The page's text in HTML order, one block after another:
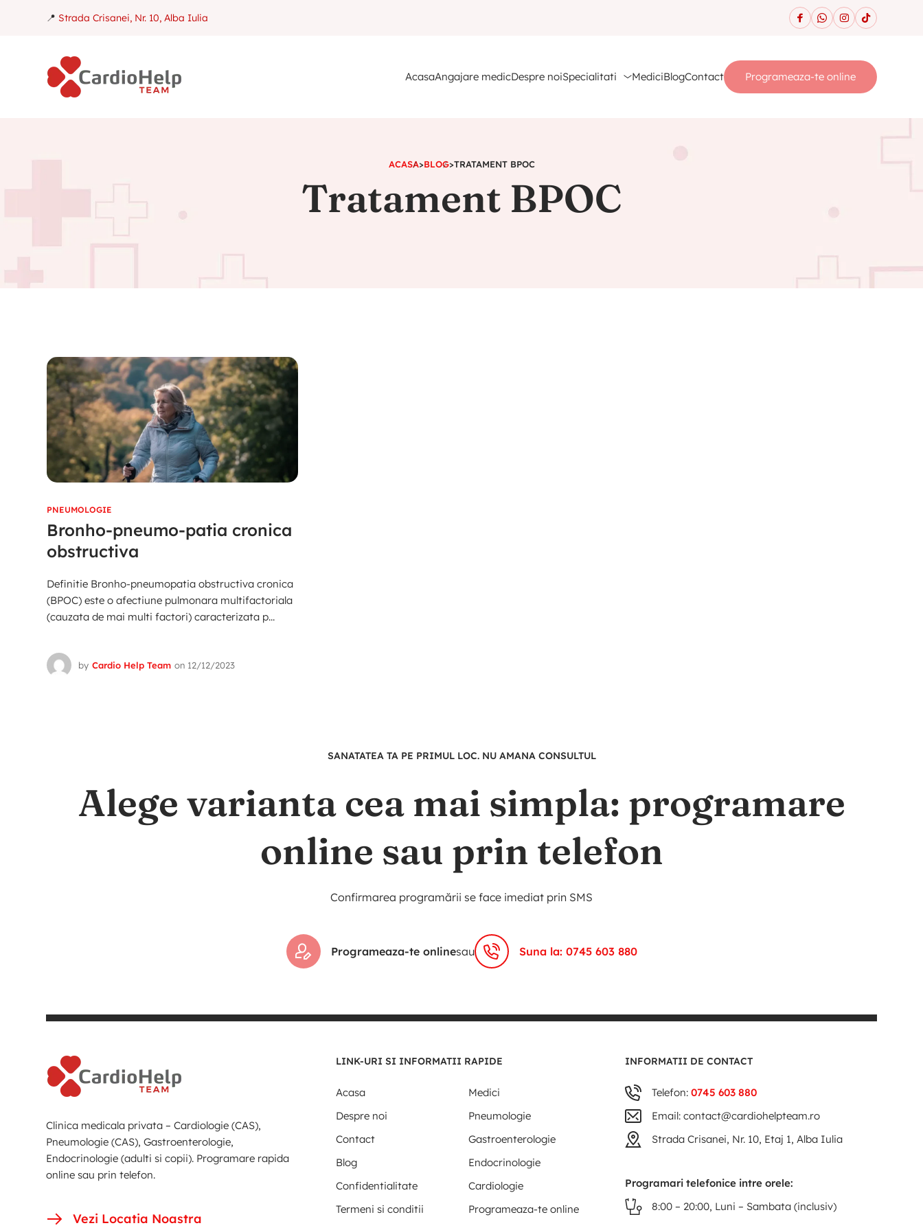
📍 Strada Crisanei, Nr. 10, Alba Iulia
AcasaAngajare medicDespre noiSpecialitati MediciBlogContact Programeaza-te online
ACASA>BLOG>TRATAMENT BPOC
Tratament BPOC
PNEUMOLOGIE
Bronho-pneumo-patia cronica
obstructiva
Definitie Bronho-pneumopatia obstructiva cronica
(BPOC) este o afectiune pulmonara multifactoriala
(cauzata de mai multi factori) caracterizata p...
by Cardio Help Team on 12/12/2023
SANATATEA TA PE PRIMUL LOC. NU AMANA CONSULTUL
Alege varianta cea mai simpla: programare
online sau prin telefon
Confirmarea programării se face imediat prin SMS
Programeaza-te onlinesau Suna la: 0745 603 880
Clinica medicala privata – Cardiologie (CAS),
Pneumologie (CAS), Gastroenterologie,
Endocrinologie (adulti si copii). Programare rapida
online sau prin telefon.
Vezi Locatia Noastra
LINK-URI SI INFORMATII RAPIDE
Acasa
Medici
Despre noi
Pneumologie
Contact
Gastroenterologie
Blog
Endocrinologie
Confidentialitate
Cardiologie
Termeni si conditii
Programeaza-te online
INFORMATII DE CONTACT
Telefon:0745 603 880
Email: contact@cardiohelpteam.ro
Strada Crisanei, Nr. 10, Etaj 1, Alba Iulia
Programari telefonice intre orele:
8:00 – 20:00, Luni – Sambata (inclusiv)